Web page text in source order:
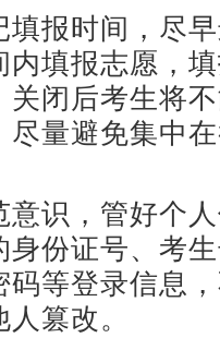
报时间，尽早
内填报志愿，
关闭后考生将
尽量避免集中
识，管好个人
身份证号、考
码等登录信息
篡改。